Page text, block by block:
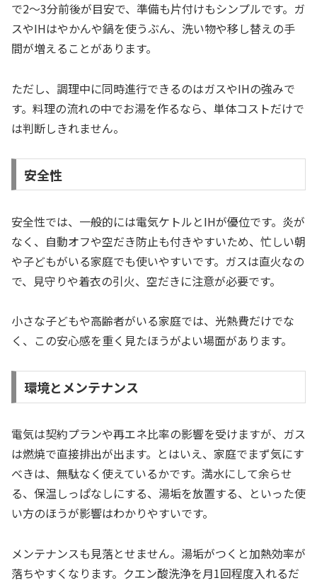
で2〜3分前後が目安で、準備も片付けもシンプルです。ガ
スやIHはやかんや鍋を使うぶん、洗い物や移し替えの手
間が増えることがあります。
ただし、調理中に同時進行できるのはガスやIHの強みで
す。料理の流れの中でお湯を作るなら、単体コストだけで
は判断しきれません。
安全性
安全性では、一般的には電気ケトルとIHが優位です。炎が
なく、自動オフや空だき防止も付きやすいため、忙しい朝
や子どもがいる家庭でも使いやすいです。ガスは直火なの
で、見守りや着衣の引火、空だきに注意が必要です。
小さな子どもや高齢者がいる家庭では、光熱費だけでな
く、この安心感を重く見たほうがよい場面があります。
環境とメンテナンス
電気は契約プランや再エネ比率の影響を受けますが、ガス
は燃焼で直接排出が出ます。とはいえ、家庭でまず気にす
べきは、無駄なく使えているかです。満水にして余らせ
る、保温しっぱなしにする、湯垢を放置する、といった使
い方のほうが影響はわかりやすいです。
メンテナンスも見落とせません。湯垢がつくと加熱効率が
落ちやすくなります。クエン酸洗浄を月1回程度入れるだ